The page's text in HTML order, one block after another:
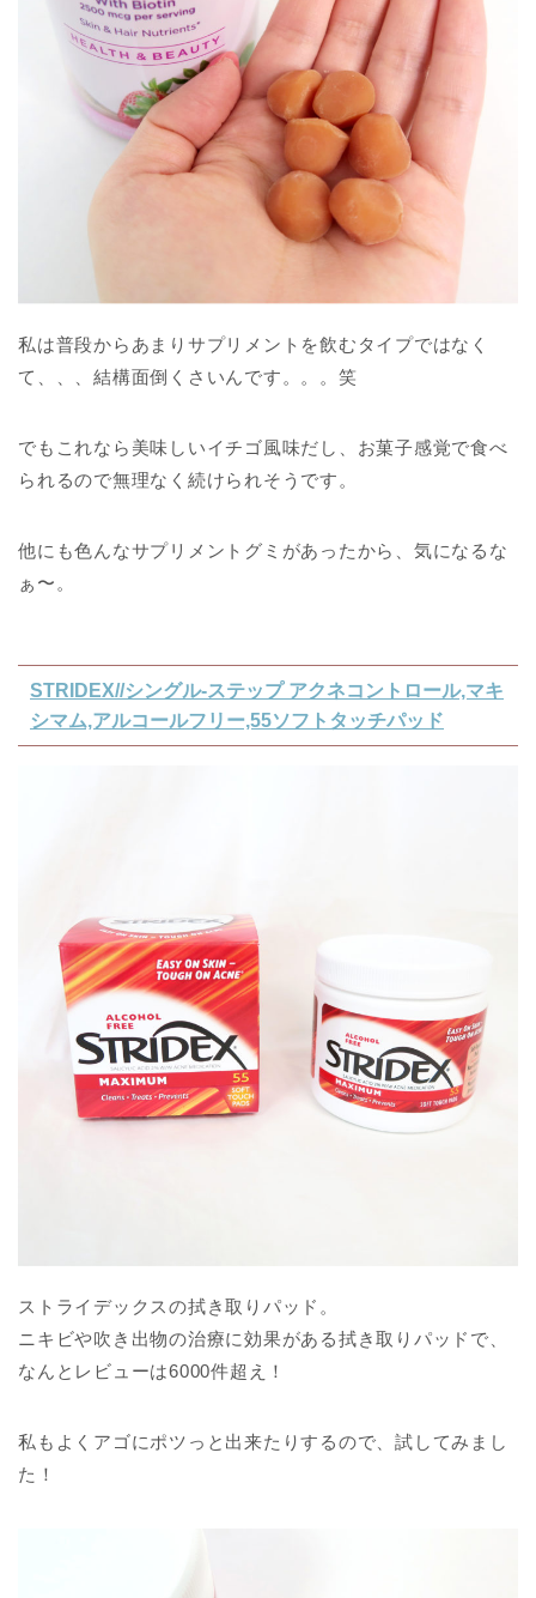
私は普段からあまりサプリメントを飲むタイプではなく
て、、、結構面倒くさいんです。。。笑
でもこれなら美味しいイチゴ風味だし、お菓子感覚で食べ
られるので無理なく続けられそうです。
他にも色んなサプリメントグミがあったから、気になるな
ぁ〜。
STRIDEX//シングル-ステップ アクネコントロール,マキ
シマム,アルコールフリー,55ソフトタッチパッド
ストライデックスの拭き取りパッド。
ニキビや吹き出物の治療に効果がある拭き取りパッドで、
なんとレビューは6000件超え！
私もよくアゴにポツっと出来たりするので、試してみまし
た！